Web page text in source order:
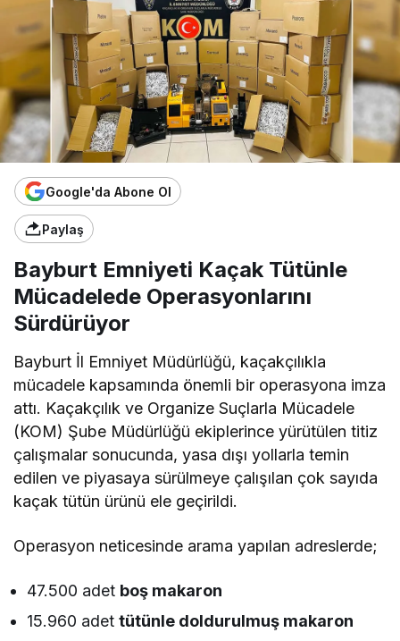
Google'da Abone Ol
Paylaş
Bayburt Emniyeti Kaçak Tütünle
Mücadelede Operasyonlarını
Sürdürüyor
Bayburt İl Emniyet Müdürlüğü, kaçakçılıkla
mücadele kapsamında önemli bir operasyona imza
attı. Kaçakçılık ve Organize Suçlarla Mücadele
(KOM) Şube Müdürlüğü ekiplerince yürütülen titiz
çalışmalar sonucunda, yasa dışı yollarla temin
edilen ve piyasaya sürülmeye çalışılan çok sayıda
kaçak tütün ürünü ele geçirildi.
Operasyon neticesinde arama yapılan adreslerde;
47.500 adet boş makaron
15.960 adettütünle doldurulmuş makaron